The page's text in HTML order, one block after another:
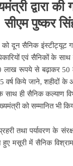
द्वारा
सीएम पुष्कर
को दून सैनिक
एवं सैनिकों के
लाख रूपये से बढ़ाकर
किये जाने, शहीदों के
ही सैनिक कल्याण
को सम्मानित भी
तथा पर्यावरण के
मसूरी में सैनिक